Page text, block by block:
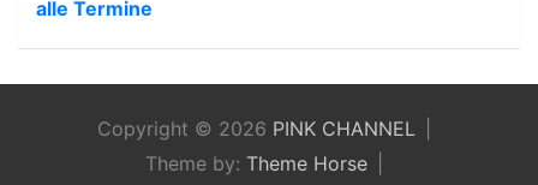
alle Termine
Copyright © 2026 PINK CHANNEL
Theme by: Theme Horse